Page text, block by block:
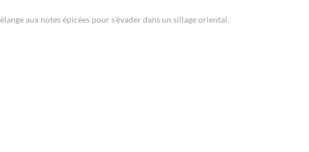
aux notes épicées pour s’évader dans un sillage oriental.